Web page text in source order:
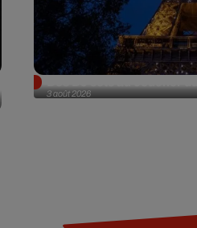
3 août 2026